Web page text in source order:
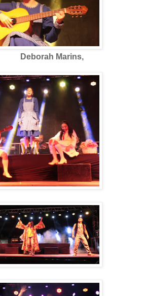
Deborah Marins,